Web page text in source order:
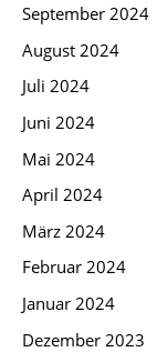
September 2024
August 2024
Juli 2024
Juni 2024
Mai 2024
April 2024
März 2024
Februar 2024
Januar 2024
Dezember 2023